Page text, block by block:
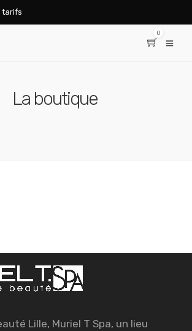
tarifs
0
La boutique
Lille, Muriel T Spa, un lieu